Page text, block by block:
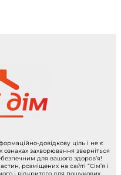
довідкову ціль і не є
захворювання зверніться
для вашого здоров’я!
розміщених на сайті “Сім’я і